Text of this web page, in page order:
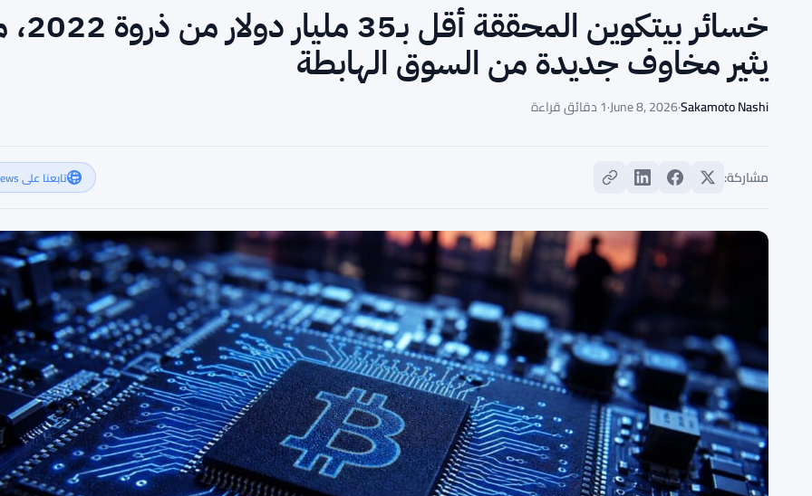
خسائر بيتكوين
يثير مخاوف جديدة من السوق الهابطة
Sakamoto Nashi
·
June 8, 2026
·1 دقائق قراءة
مشاركة: تابعنا على Google News